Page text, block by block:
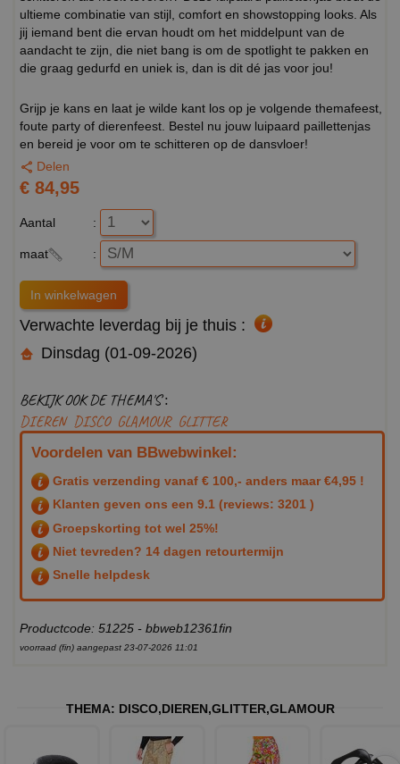
ultieme combinatie van stijl, comfort en showstopping looks. Als
jij iemand bent die ervan houdt om het middelpunt van de
aandacht te zijn, die niet bang is om de spotlight te pakken en
die graag gedurfd en uniek is, dan is dit dé jas voor jou!
Grijp je kans en laat je wilde kant los op je volgende themafeest,
foute party of dierenfeest. Bestel nu jouw luipaard paillettenjas
en bereid je voor om te schitteren op de dansvloer!
Delen
€ 84,95
Aantal :
maat :
Verwachte leverdag bij je thuis :
Dinsdag (01-09-2026)
BEKIJK OOK DE THEMA'S :
DIEREN DISCO GLAMOUR GLITTER
Voordelen van BBwebwinkel:
Gratis verzending vanaf € 100,- anders maar €4,95 !
Klanten geven ons een 9.1 (reviews: 3201 )
Groepskorting tot wel 25%!
Niet tevreden? 14 dagen retourtermijn
Snelle helpdesk
Productcode: 51225 - bbweb12361fin
voorraad (fin) aangepast 23-07-2026 11:01
THEMA: DISCO,DIEREN,GLITTER,GLAMOUR